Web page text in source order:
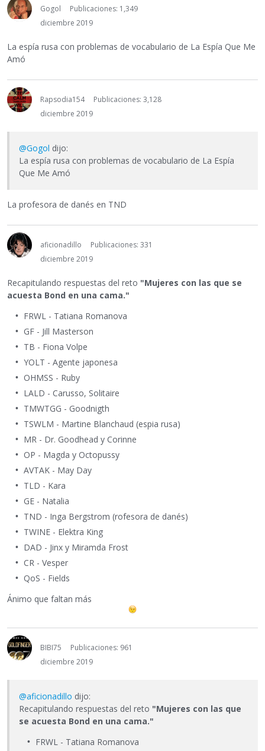
Gogol
Publicaciones: 1,349
diciembre 2019
La espía rusa con problemas de vocabulario de La Espía Que Me
Amó
Rapsodia154
Publicaciones: 3,128
diciembre 2019
@Gogol dijo:
La espía rusa con problemas de vocabulario de La Espía
Que Me Amó
La profesora de danés en TND
aficionadillo
Publicaciones: 331
diciembre 2019
Recapitulando respuestas del reto "Mujeres con las que se
acuesta Bond en una cama."
FRWL - Tatiana Romanova
GF - Jill Masterson
TB - Fiona Volpe
YOLT - Agente japonesa
OHMSS - Ruby
LALD - Carusso, Solitaire
TMWTGG - Goodnigth
TSWLM - Martine Blanchaud (espia rusa)
MR - Dr. Goodhead y Corinne
OP - Magda y Octopussy
AVTAK - May Day
TLD - Kara
GE - Natalia
TND - Inga Bergstrom (rofesora de danés)
TWINE - Elektra King
DAD - Jinx y Miramda Frost
CR - Vesper
QoS - Fields
Ánimo que faltan más
BIBI75
Publicaciones: 961
diciembre 2019
@aficionadillo dijo:
Recapitulando respuestas del reto "Mujeres con las que
se acuesta Bond en una cama."
FRWL - Tatiana Romanova